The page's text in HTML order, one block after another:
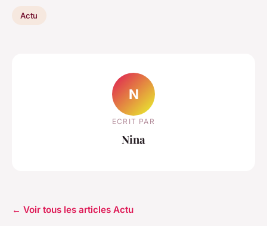
Actu
N
ECRIT PAR
Nina
← Voir tous les articles Actu